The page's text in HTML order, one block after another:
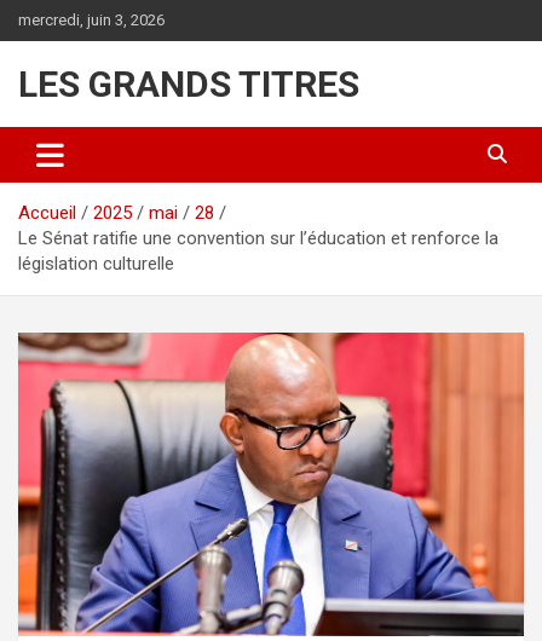
au
mercredi, juin 3, 2026
LES GRANDS TITRES
Accueil 2025 mai
28
Le Sénat ratifie une convention sur l’éducation et renforce la
législation culturelle